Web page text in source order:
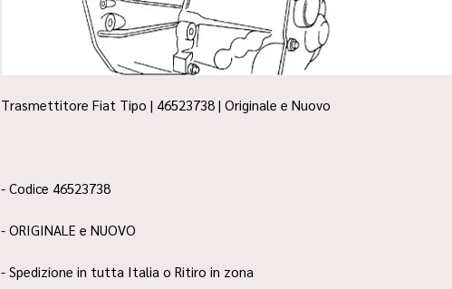
Trasmettitore Fiat Tipo | 46523738 | Originale e Nuovo
- Codice 46523738
- ORIGINALE e NUOVO
- Spedizione in tutta Italia o Ritiro in zona